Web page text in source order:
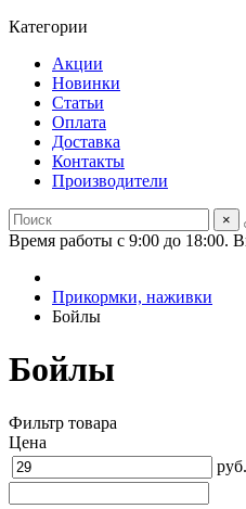
Категории
Акции
Новинки
Статьи
Оплата
Доставка
Контакты
Производители
×
Время работы с 9:00 до 18:00.
Прикормки, наживки
Бойлы
Бойлы
Фильтр товара
Цена
руб.